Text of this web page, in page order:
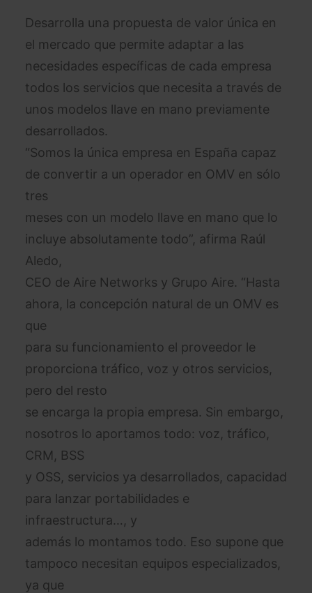
Desarrolla una propuesta de valor única en
el mercado que permite adaptar a las
necesidades específicas de cada empresa
todos los servicios que necesita a través de
unos modelos llave en mano previamente
desarrollados.
“Somos la única empresa en España capaz
de convertir a un operador en OMV en sólo
tres
meses con un modelo llave en mano que lo
incluye absolutamente todo”, afirma Raúl
Aledo,
CEO de Aire Networks y Grupo Aire. “Hasta
ahora, la concepción natural de un OMV es
que
para su funcionamiento el proveedor le
proporciona tráfico, voz y otros servicios,
pero del resto
se encarga la propia empresa. Sin embargo,
nosotros lo aportamos todo: voz, tráfico,
CRM, BSS
y OSS, servicios ya desarrollados, capacidad
para lanzar portabilidades e
infraestructura…, y
además lo montamos todo. Eso supone que
tampoco necesitan equipos especializados,
ya que